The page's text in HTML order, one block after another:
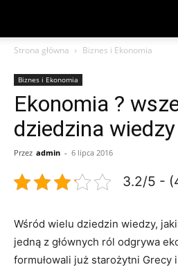
Strona główna Biznes i Ekonomia
Biznes i Ekonomia
Ekonomia ?
dziedzina wiedzy
Przez admin - 6 lipca 2016
3.2/5 -
Wśród wielu dziedzin wiedzy,
jedną z głównych ról odgrywa
formułowali już starożytni Grecy